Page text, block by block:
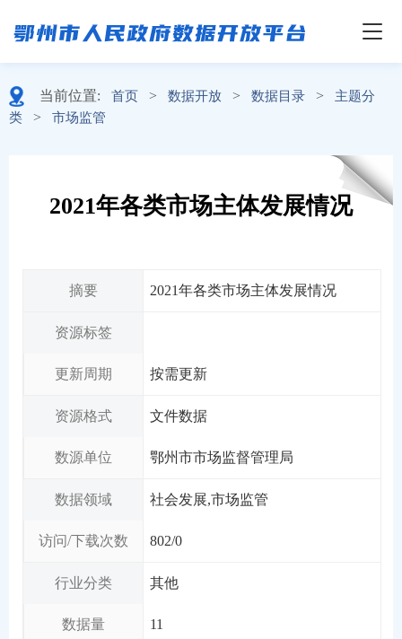
当前位置: 首页 > 数据开放 > 数据目录 >
主题分
类
> 市场监管
2021年各类市场主体发展情况
摘要 2021年各类市场主体发展情况
资源标签
更新周期 按需更新
资源格式 文件数据
数源单位 鄂州市市场监督管理局
数据领域 社会发展,市场监管
访问/下载次数 802/0
行业分类 其他
数据量 11